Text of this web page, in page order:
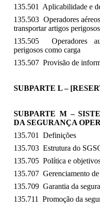
135.501 Aplicabilidade e
135.503 Operadores
transportar artigos
135.505 Operadores
perigosos como carga
135.507 Provisão de
SUBPARTE L –
SUBPARTE M –
DA SEGURANÇA
135.701 Definições
135.703 Estrutura do
135.705 Política e
135.707 Gerenciamento
135.709 Garantia da
135.711 Promoção da